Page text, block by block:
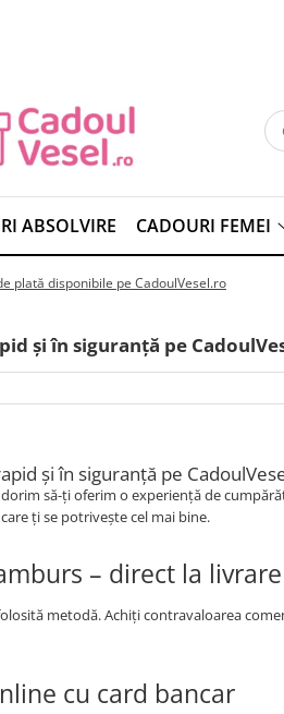
ABSOLVIRE CADOURI FEMEI
plată disponibile pe CadoulVesel.ro
și în siguranță pe
și în siguranță pe
dorim să-ți oferim o experiență de
ți se potrivește cel mai bine.
– direct la livrare
metodă. Achiți contravaloarea
cu card bancar